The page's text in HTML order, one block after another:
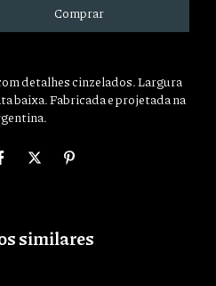
detalhes cinzelados. Largura
baixa. Fabricada e projetada na
similares